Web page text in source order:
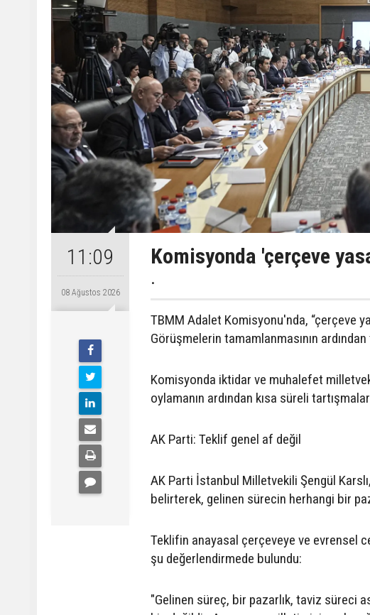
11:09
08 Ağustos 2026
Komisyonda 'çerçeve
.
TBMM Adalet Komisyonu'nda, “çerçeve
Görüşmelerin tamamlanmasının
Komisyonda iktidar ve muhalefet
oylamanın ardından kısa süreli
AK Parti: Teklif genel af değil
AK Parti İstanbul Milletvekili Şengül
belirterek, gelinen sürecin herhangi bir
Teklifin anayasal çerçeveye ve evrensel
şu değerlendirmede bulundu:
"Gelinen süreç, bir pazarlık, taviz süreci